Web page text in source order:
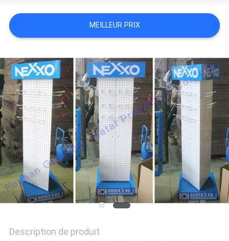
MEILLEUR PRIX
Description de produit